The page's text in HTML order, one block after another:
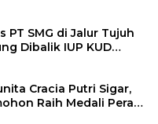
PT SMG di Jalur Tujuh
Dibalik IUP KUD
Cracia Putri Sigar,
Raih Medali Perak